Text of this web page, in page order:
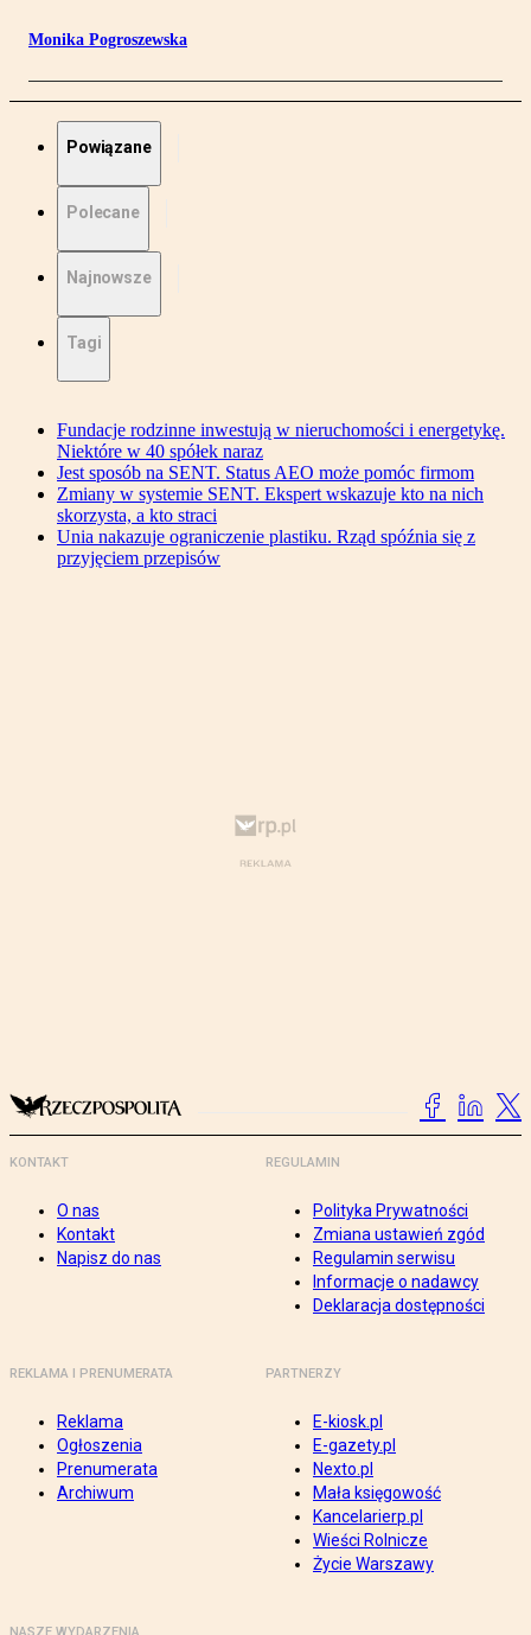
Monika Pogroszewska
Powiązane
Polecane
Najnowsze
Tagi
Fundacje rodzinne inwestują w nieruchomości i energetykę.
Niektóre w 40 spółek naraz
Jest sposób na SENT. Status AEO może pomóc firmom
Zmiany w systemie SENT. Ekspert wskazuje kto na nich
skorzysta, a kto straci
Unia nakazuje ograniczenie plastiku. Rząd spóźnia się z
przyjęciem przepisów
KONTAKT
O nas
Kontakt
Napisz do nas
REGULAMIN
Polityka Prywatności
Zmiana ustawień zgód
Regulamin serwisu
Informacje o nadawcy
Deklaracja dostępności
REKLAMA I PRENUMERATA
Reklama
Ogłoszenia
Prenumerata
Archiwum
PARTNERZY
E-kiosk.pl
E-gazety.pl
Nexto.pl
Mała księgowość
Kancelarierp.pl
Wieści Rolnicze
Życie Warszawy